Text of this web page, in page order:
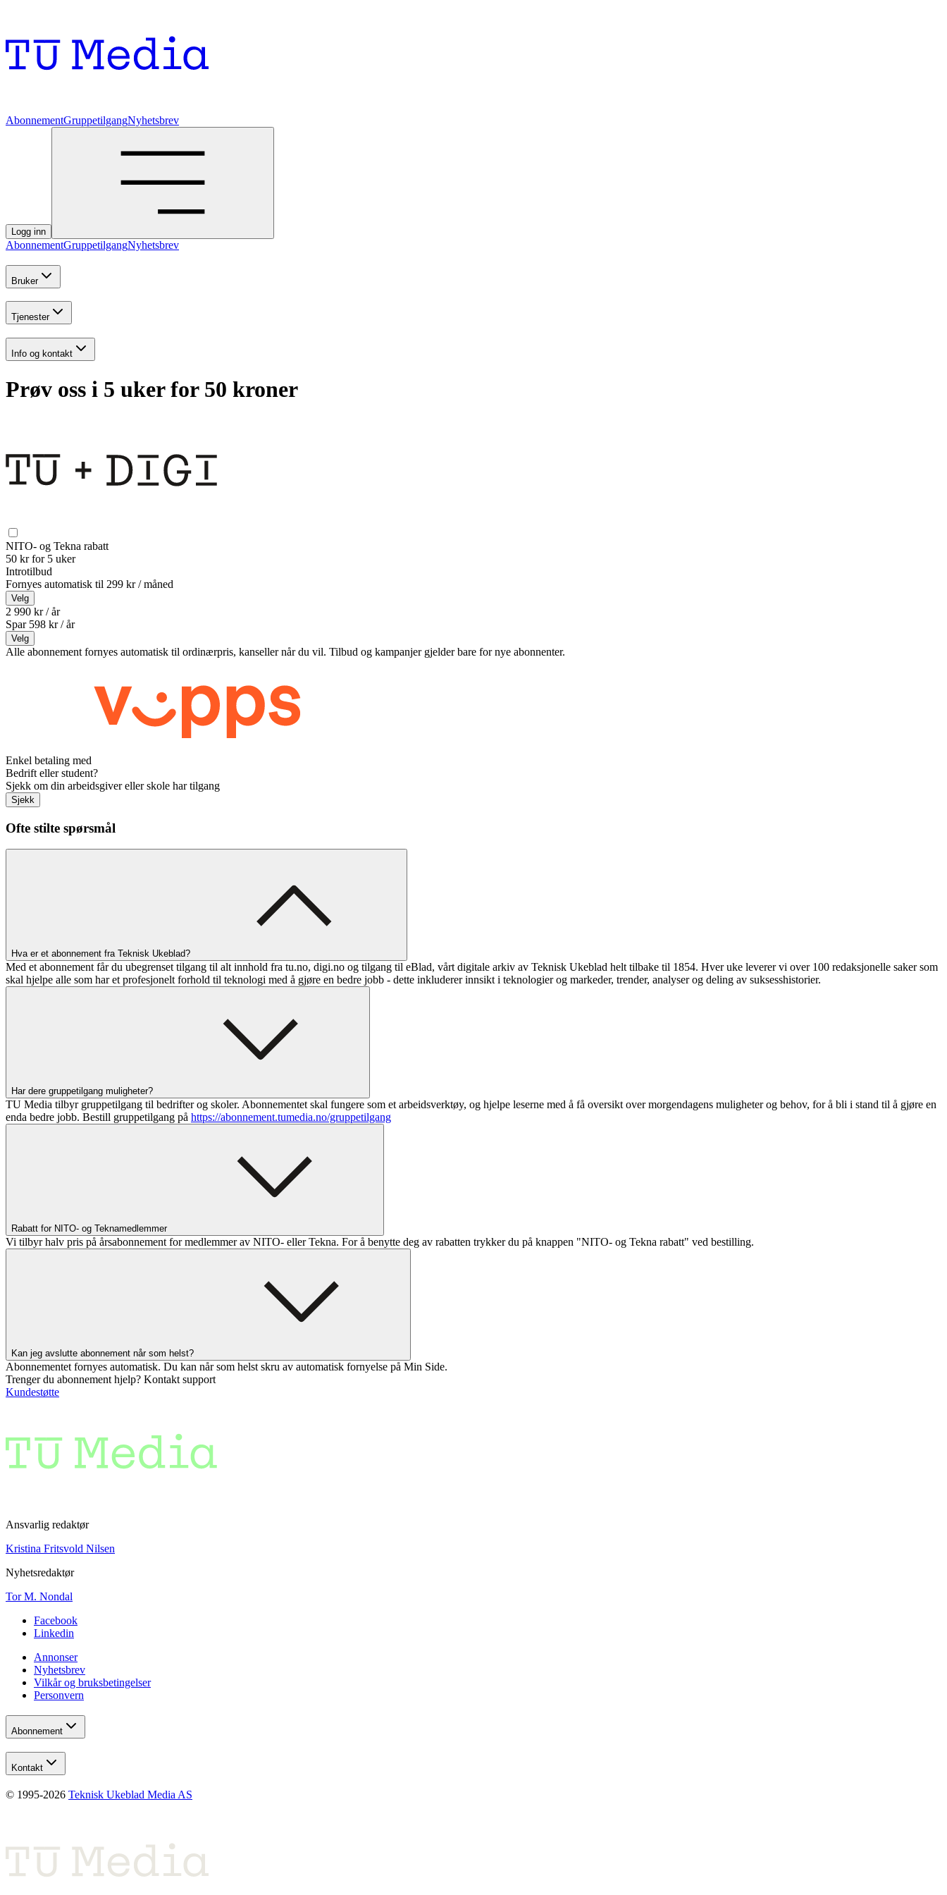
AbonnementGruppetilgangNyhetsbrev
Logg inn
AbonnementGruppetilgangNyhetsbrev
Bruker
Tjenester
Info og kontakt
Prøv oss i 5 uker for 50 kroner
NITO- og Tekna rabatt
50 kr for 5 uker
Introtilbud
Fornyes automatisk til 299 kr / måned
Velg
2 990 kr / år
Spar 598 kr /år
Velg
Alle abonnement fornyes automatisk til ordinærpris, kanseller når du vil. Tilbud og kampanjer gjelder bare for nye abonnenter.
Enkel betaling med
Bedrift eller student?
Sjekk om din arbeidsgiver eller skole har tilgang
Sjekk
Ofte stilte spørsmål
Hva er et abonnement fra Teknisk Ukeblad?
Med et abonnement får du ubegrenset tilgang til alt innhold fra tu.no, digi.no og tilgang til eBlad, vårt digitale arkiv av Teknisk Ukeblad helt tilbake til 1854. Hver uke leverer vi over 100 redaksjonelle saker som
skal hjelpe alle som har et profesjonelt forhold til teknologi med å gjøre en bedre jobb - dette inkluderer innsikt i teknologier og markeder, trender, analyser og deling av suksesshistorier.
Har dere gruppetilgang muligheter?
TU Media tilbyr gruppetilgang til bedrifter og skoler. Abonnementet skal fungere som et arbeidsverktøy, og hjelpe leserne med å få oversikt over morgendagens muligheter og behov, for å bli i stand til å gjøre en
enda bedre jobb. Bestill gruppetilgang på https://abonnement.tumedia.no/gruppetilgang
Rabatt for NITO- og Teknamedlemmer
Vi tilbyr halv pris på årsabonnement for medlemmer av NITO- eller Tekna. For å benytte deg av rabatten trykker du på knappen "NITO- og Tekna rabatt" ved bestilling.
Kan jeg avslutte abonnement når som helst?
Abonnementet fornyes automatisk. Du kan når som helst skru av automatisk fornyelse på Min Side.
Trenger du abonnement hjelp? Kontakt support
Kundestøtte
Ansvarlig redaktør
Kristina Fritsvold Nilsen
Nyhetsredaktør
Tor M. Nondal
Facebook
Linkedin
Annonser
Nyhetsbrev
Vilkår og bruksbetingelser
Personvern
Abonnement
Kontakt
© 1995-2026 Teknisk Ukeblad Media AS